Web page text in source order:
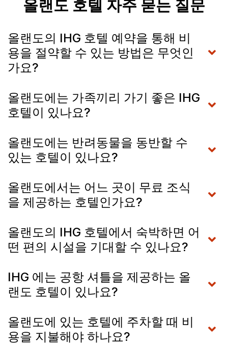
올랜도 호텔 자주 묻는 질문
올랜도의 IHG 호텔 예약을 통해 비
용을 절약할 수 있는 방법은 무엇인
가요?
올랜도에는 가족끼리 가기 좋은 IHG
호텔이 있나요?
올랜도에는 반려동물을 동반할 수
있는 호텔이 있나요?
올랜도에서는 어느 곳이 무료 조식
을 제공하는 호텔인가요?
올랜도의 IHG 호텔에서 숙박하면 어
떤 편의 시설을 기대할 수 있나요?
IHG 에는 공항 셔틀을 제공하는 올
랜도 호텔이 있나요?
올랜도에 있는 호텔에 주차할 때 비
용을 지불해야 하나요?